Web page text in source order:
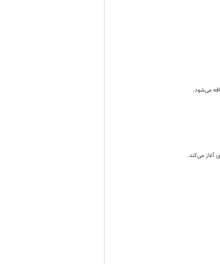
می‌شود.
آغاز می‌کند.